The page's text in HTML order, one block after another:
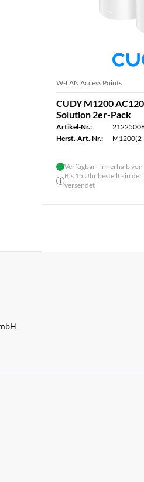
W-LAN Access Points
CUDY M1200
Solution 2er-Pack
Artikel-Nr.:
Herst.-Art.-Nr.:
Verfügbar - innerhalb
Bis 15 Uhr bestellt - in der
versendet